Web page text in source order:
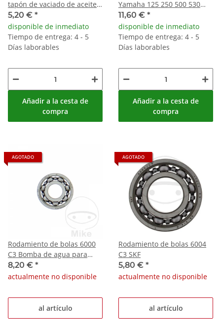
tapón de vaciado de aceite
22x30x1,5 mm
5,20 € *
disponible de inmediato
Tiempo de entrega: 4 - 5
Días laborables
Añadir a la cesta de
compra
Yamaha 125 250 500 530
600 750 800 850 900 950
1000 1100
11,60 € *
disponible de inmediato
Tiempo de entrega: 4 - 5
Días laborables
Añadir a la cesta de
compra
AGOTADO
Rodamiento de bolas 6000
C3 Bomba de agua para
Ducati 821 848 916 944 996
1000 1098 1200
8,20 € *
actualmente no disponible
al artículo
AGOTADO
Rodamiento de bolas 6004
C3 SKF
5,80 € *
actualmente no disponible
al artículo